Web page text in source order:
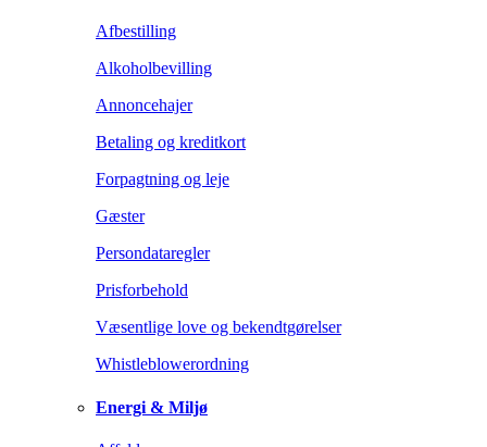
Afbestilling
Alkoholbevilling
Annoncehajer
Betaling og kreditkort
Forpagtning og leje
Gæster
Persondataregler
Prisforbehold
Væsentlige love og bekendtgørelser
Whistleblowerordning
Energi & Miljø